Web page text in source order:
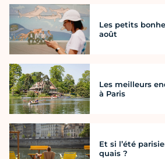
Les petits
août
Les meilleurs
à Paris
Et si l’été
quais ?